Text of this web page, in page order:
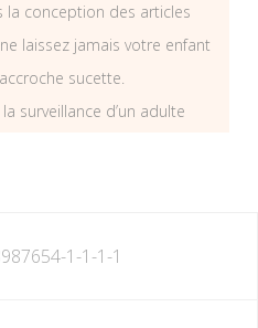
la conception des articles
laissez jamais votre enfant
sucette.
surveillance d’un adulte
1-1-1-1